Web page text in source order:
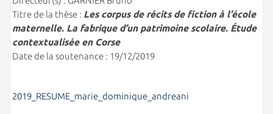
Titre de la thèse : Les corpus de récits de fiction à l’école
maternelle. La fabrique d’un patrimoine scolaire. Étude
contextualisée en Corse
Date de la soutenance : 19/12/2019
2019_RESUME_marie_dominique_andreani